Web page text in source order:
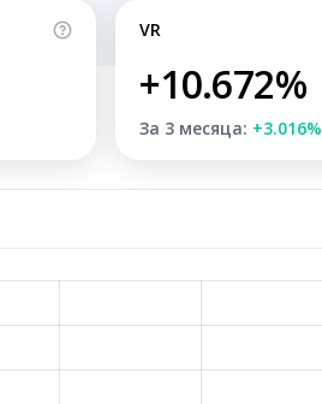
VR
+10.672%
За 3 месяца: +3.016%